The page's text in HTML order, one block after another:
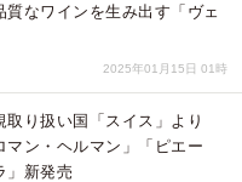
なワインを生み出す「ヴェ
2025年01月15日 01時
取り扱い国「スイス」より
マン・ヘルマン」「ピエー
」新発売